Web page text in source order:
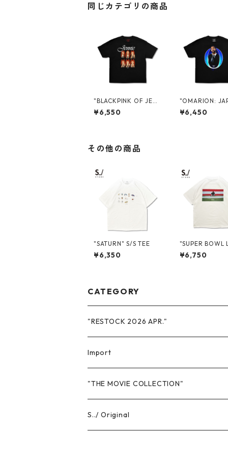
同じカテゴリの商品
"BLACKPINK OF JEN
NIE: JAPAN 2026" PR
OMO S/S TEE
¥6,550
"OMARION:
026" PROMO S/
E
¥6,450
その他の商品
"SATURN" S/S TEE
¥6,350
"SUPER BOWL
LFTIME SHOW
N NEW
¥6,750
CATEGORY
"RESTOCK 2026 APR."
Import
Sweat
Hoodie
T-Shits
"THE MOVIE COLLECTION"
S../ Original